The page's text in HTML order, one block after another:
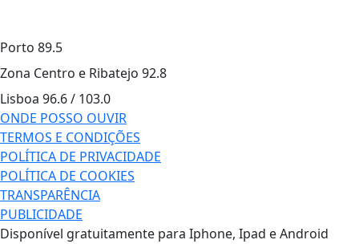
Porto 89.5
Zona Centro e Ribatejo 92.8
Lisboa 96.6 / 103.0
ONDE POSSO OUVIR
TERMOS E CONDIÇÕES
POLÍTICA DE PRIVACIDADE
POLÍTICA DE COOKIES
TRANSPARÊNCIA
PUBLICIDADE
Disponível gratuitamente para Iphone, Ipad e Android